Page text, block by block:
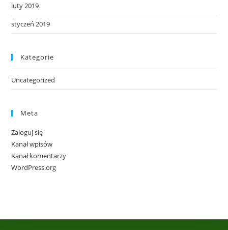
luty 2019
styczeń 2019
Kategorie
Uncategorized
Meta
Zaloguj się
Kanał wpisów
Kanał komentarzy
WordPress.org